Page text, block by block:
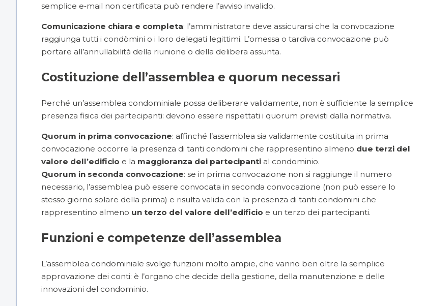
semplice e‑mail non certificata può rendere l’avviso invalido.
Comunicazione chiara e completa: l’amministratore deve assicurarsi che la convocazione
raggiunga tutti i condòmini o i loro delegati legittimi. L’omessa o tardiva convocazione può
portare all’annullabilità della riunione o della delibera assunta.
Costituzione dell’assemblea e quorum necessari
Perché un’assemblea condominiale possa deliberare validamente, non è sufficiente la semplice
presenza fisica dei partecipanti: devono essere rispettati i quorum previsti dalla normativa.
Quorum in prima convocazione: affinché l’assemblea sia validamente costituita in prima
convocazione occorre la presenza di tanti condomini che rappresentino almeno due terzi del
valore dell’edificio e la maggioranza dei partecipanti al condominio.
Quorum in seconda convocazione: se in prima convocazione non si raggiunge il numero
necessario, l’assemblea può essere convocata in seconda convocazione (non può essere lo
stesso giorno solare della prima) e risulta valida con la presenza di tanti condomini che
rappresentino almeno un terzo del valore dell’edificio e un terzo dei partecipanti.
Funzioni e competenze dell’assemblea
L’assemblea condominiale svolge funzioni molto ampie, che vanno ben oltre la semplice
approvazione dei conti: è l’organo che decide della gestione, della manutenzione e delle
innovazioni del condominio.